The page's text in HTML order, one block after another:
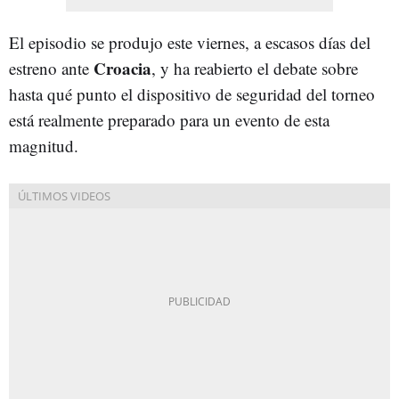
El episodio se produjo este viernes, a escasos días del
estreno ante Croacia, y ha reabierto el debate sobre
hasta qué punto el dispositivo de seguridad del torneo
está realmente preparado para un evento de esta
magnitud.